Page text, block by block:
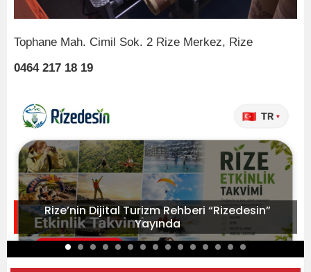
Tophane Mah. Cimil Sok. 2 Rize Merkez, Rize
0464 217 18 19
Rize’nin Dijital Turizm Rehberi “Rizedesin”
Yayında